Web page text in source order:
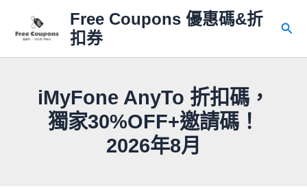
Free Coupons 優惠碼&折
扣券
搜
iMyFone AnyTo 折扣碼，
獨家30%OFF+邀請碼！
2026年8月